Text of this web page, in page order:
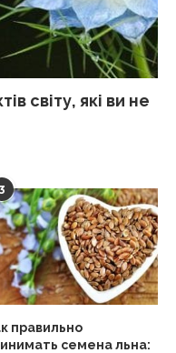
світу, які ви не
правильно
семена льна: